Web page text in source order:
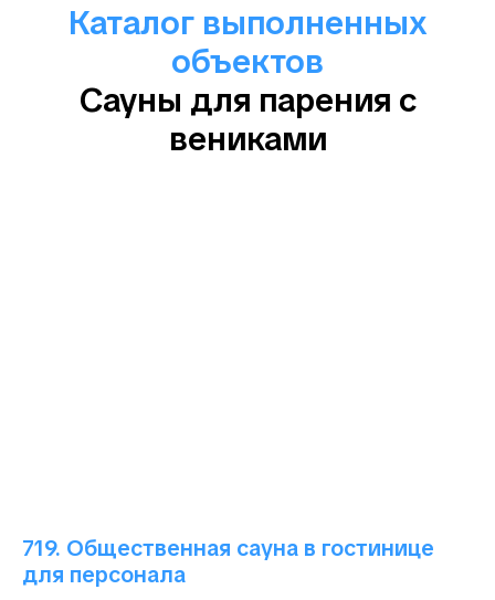
Каталог выполненных
объектов
Сауны для парения с
вениками
719. Общественная сауна в гостинице
для персонала